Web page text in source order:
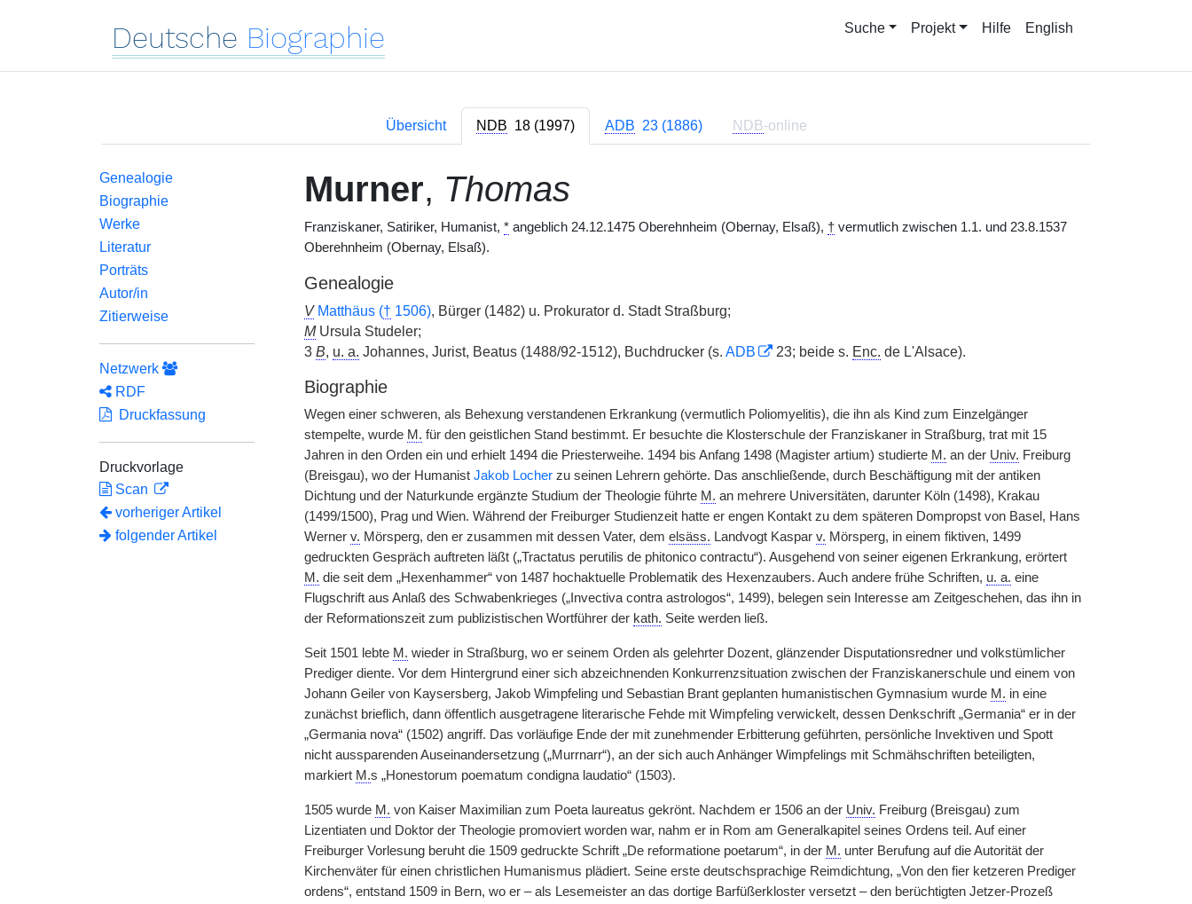
Deutsche Biographie Suche Projekt Hilfe English
Übersicht NDB 18 (1997) ADB 23 (1886) NDB-online
Genealogie
Biographie
Werke
Literatur
Porträts
Autor/in
Zitierweise
Netzwerk
RDF
Druckfassung
Druckvorlage
Scan
vorheriger Artikel
folgender Artikel
Murner, Thomas
Franziskaner, Satiriker, Humanist, *angeblich 24.12.1475 Oberehnheim (Obernay, Elsaß), †vermutlich zwischen 1.1. und 23.8.1537
Oberehnheim (Obernay, Elsaß).
Genealogie
V Matthäus († 1506), Bürger (1482) u. Prokurator d. Stadt Straßburg;
MUrsula Studeler;
3 B, u. a. Johannes, Jurist, Beatus (1488/92-1512), Buchdrucker (s. ADB 23; beide s. Enc. de L'Alsace).
Biographie
Wegen einer schweren, als Behexung verstandenen Erkrankung (vermutlich Poliomyelitis), die ihn als Kind zum Einzelgänger
stempelte, wurde M. für den geistlichen Stand bestimmt. Er besuchte die Klosterschule der Franziskaner in Straßburg, trat mit 15
Jahren in den Orden ein und erhielt 1494 die Priesterweihe. 1494 bis Anfang 1498 (Magister artium) studierte M. an der Univ. Freiburg
(Breisgau), wo der Humanist Jakob Locherzu seinen Lehrern gehörte. Das anschließende, durch Beschäftigung mit der antiken
Dichtung und der Naturkunde ergänzte Studium der Theologie führte M. an mehrere Universitäten, darunter Köln (1498), Krakau
(1499/1500), Prag und Wien. Während der Freiburger Studienzeit hatte er engen Kontakt zu dem späteren Dompropst von Basel, Hans
Werner v. Mörsperg, den er zusammen mit dessen Vater, dem elsäss. Landvogt Kaspar v. Mörsperg, in einem fiktiven, 1499
gedruckten Gespräch auftreten läßt („Tractatus perutilis de phitonico contractu“). Ausgehend von seiner eigenen Erkrankung, erörtert
M. die seit dem „Hexenhammer“ von 1487 hochaktuelle Problematik des Hexenzaubers. Auch andere frühe Schriften, u. a. eine
Flugschrift aus Anlaß des Schwabenkrieges („Invectiva contra astrologos“, 1499), belegen sein Interesse am Zeitgeschehen, das ihn in
der Reformationszeit zum publizistischen Wortführer der kath. Seite werden ließ.
Seit 1501 lebte M. wieder in Straßburg, wo er seinem Orden als gelehrter Dozent, glänzender Disputationsredner und volkstümlicher
Prediger diente. Vor dem Hintergrund einer sich abzeichnenden Konkurrenzsituation zwischen der Franziskanerschule und einem von
Johann Geiler von Kaysersberg, Jakob Wimpfeling und Sebastian Brant geplanten humanistischen Gymnasium wurde M. in eine
zunächst brieflich, dann öffentlich| ausgetragene literarische Fehde mit Wimpfeling verwickelt, dessen Denkschrift „Germania“ er in der
„Germania nova“ (1502) angriff. Das vorläufige Ende der mit zunehmender Erbitterung geführten, persönliche Invektiven und Spott
nicht aussparenden Auseinandersetzung („Murrnarr“), an der sich auch Anhänger Wimpfelings mit Schmähschriften beteiligten,
markiert M.s „Honestorum poematum condigna laudatio“ (1503).
1505 wurde M. von Kaiser Maximilian zum Poeta laureatus gekrönt. Nachdem er 1506 an der Univ. Freiburg (Breisgau) zum
Lizentiaten und Doktor der Theologie promoviert worden war, nahm er in Rom am Generalkapitel seines Ordens teil. Auf einer
Freiburger Vorlesung beruht die 1509 gedruckte Schrift „De reformatione poetarum“, in der M. unter Berufung auf die Autorität der
Kirchenväter für einen christlichen Humanismus plädiert. Seine erste deutschsprachige Reimdichtung, „Von den fier ketzeren Prediger
ordens“, entstand 1509 in Bern, wo er – als Lesemeister an das dortige Barfüßerkloster versetzt – den berüchtigten Jetzer-Prozeß